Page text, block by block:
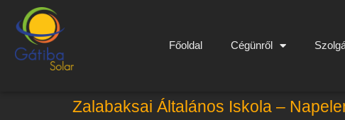
Főoldal Cégünről
Zalabaksai Általános Iskola –